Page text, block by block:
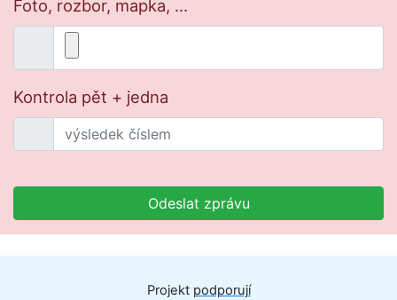
Foto, rozbor, mapka, ...
Kontrola pět + jedna
Odeslat zprávu
Projekt podporují